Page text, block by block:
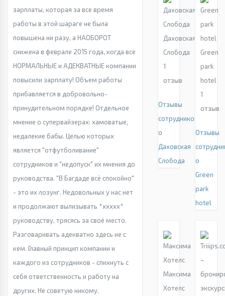
зарплаты, которая за все время
работы в этой шараге не была
повышена ни разу, а НАОБОРОТ
снижена в феврале 2015 года, когда все
НОРМАЛЬНЫЕ и АДЕКВАТНЫЕ компании
повысили зарплату! Объем работы
прибавляется в добровольно-
принудительном порядке! Отдельное
мнение о супервайзерах: хамоватые,
недалекие бабы. Целью которых
является "отфутболивание"
сотрудников и "недопуск" их мнения до
руководства. "В Багдаде всё спокойно"
- это их лозунг. Недовольных у нас нет
и продолжают вылизывать *xxxxx*
руководству, трясясь за своё место.
Разговаривать адекватно здесь не с
кем. Главный принцип компании и
каждого из сотрудников - спихнуть с
себя ответственность и работу на
других. Не советую никому.
Даховская
Слобода
1
отзыв
Отзывы
сотрудников
о
Даховская
Слобода
Green
park
hotel
1
отзыв
Отзывы
о
Green
park
hotel
Максима
Хотелс